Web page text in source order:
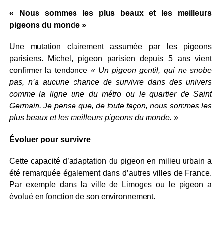
« Nous sommes les plus beaux et les meilleurs
pigeons du monde »
Une mutation clairement assumée par les pigeons
parisiens. Michel, pigeon parisien depuis 5 ans vient
confirmer la tendance « Un pigeon gentil, qui ne snobe
pas, n’a aucune chance de survivre dans des univers
comme la ligne une du métro ou le quartier de Saint
Germain. Je pense que, de toute façon, nous sommes les
plus beaux et les meilleurs pigeons du monde. »
Évoluer pour survivre
Cette capacité d’adaptation du pigeon en milieu urbain a
été remarquée également dans d’autres villes de France.
Par exemple dans la ville de Limoges ou le pigeon a
évolué en fonction de son environnement.